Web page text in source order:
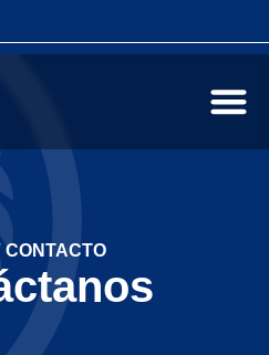
CONTACTO